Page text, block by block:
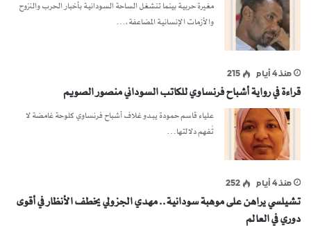
مغيرة حربية بينما تنشغل الساحة السودانية بأخبار الحرب والنزوح
والأزمات الإنسانية المضاعفة،…
منذ 4 أيام 215
قراءة في رواية أشباح فرنساوي للكاتب السوداني منصور الصويم
علياء قاسم حمودة يبدو غلاف أشباح فرنساوي كلوحة غامضة لا
تُفهم دلالتها…
منذ 4 أيام 252
تشيلسي يراهن على موهبة سودانية.. مهدي الجزولي يخطف الأنظار في أقوى
دوري في العالم